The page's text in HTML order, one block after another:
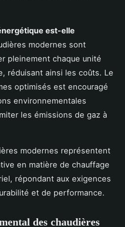
est-elle
modernes sont
pleinement chaque unité
réduisant ainsi les coûts. Le
optimisés est encouragé
environnementales
les émissions de gaz à
modernes représentent
en matière de chauffage
répondant aux exigences
et de performance.
des chaudières